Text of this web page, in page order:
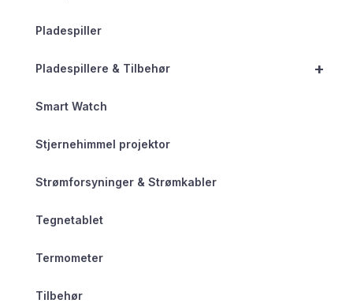
Pladespiller
+
Pladespillere & Tilbehør
Smart Watch
Stjernehimmel projektor
Strømforsyninger & Strømkabler
Tegnetablet
Termometer
Tilbehør